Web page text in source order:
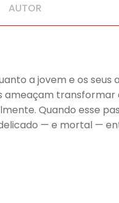
AUTOR
a jovem e os
transformar
Quando esse
— e mortal —